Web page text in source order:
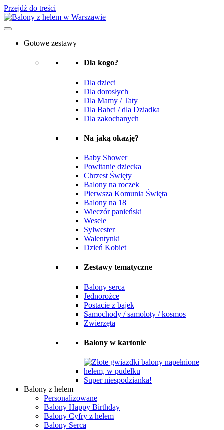
Przejdź do treści
Gotowe zestawy
Dla kogo?
Dla dzieci
Dla dorosłych
Dla Mamy / Taty
Dla Babci / dla Dziadka
Dla zakochanych
Na jaką okazję?
Baby Shower
Powitanie dziecka
Chrzest Święty
Balony na roczek
Pierwsza Komunia Święta
Balony na 18
Wieczór panieński
Wesele
Sylwester
Walentynki
Dzień Kobiet
Zestawy tematyczne
Balony serca
Jednorożce
Postacie z bajek
Samochody / samoloty / kosmos
Zwierzęta
Balony w kartonie
Super niespodzianka!
Balony z helem
Personalizowane
Balony Happy Birthday
Balony Cyfry z helem
Balony Serca